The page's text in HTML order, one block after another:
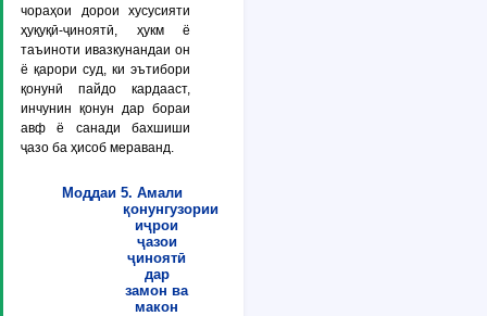
чораҳои дорои хусусияти
ҳуқуқӣ-ҷиноятӣ, ҳукм ё
таъиноти ивазкунандаи он
ё қарори суд, ки эътибори
қонунӣ пайдо кардааст,
инчунин қонун дар бораи
авф ё санади бахшиши
ҷазо ба ҳисоб мераванд.
Моддаи 5. Амали
қонунгузории
иҷрои
ҷазои
ҷиноятӣ
дар
замон ва
макон